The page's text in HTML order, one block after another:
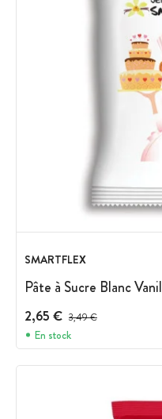
SMARTFLEX
Pâte à Sucre Blanc
2,65 € Prix avant réduction :
3,49 €
En stock